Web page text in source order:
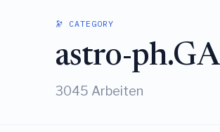
🔭 CATEGORY
astro-ph.GA
3045 Arbeiten